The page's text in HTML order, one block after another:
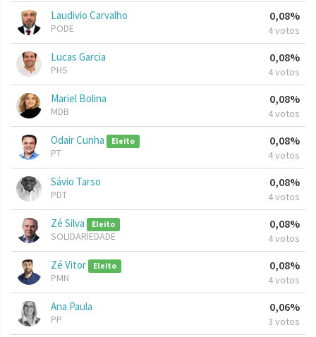
Laudivio Carvalho
PODE
0,08%
4 votos
Lucas Garcia
PHS
0,08%
4 votos
Mariel Bolina
MDB
0,08%
4 votos
Odair Cunha Eleito
PT
0,08%
4 votos
Sávio Tarso
PDT
0,08%
4 votos
Zé Silva Eleito
SOLIDARIEDADE
0,08%
4 votos
Zé Vitor Eleito
PMN
0,08%
4 votos
Ana Paula
PP
0,06%
3 votos